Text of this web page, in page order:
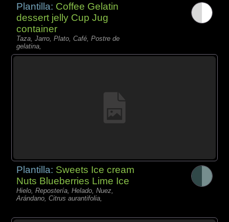
Plantilla: Coffee Gelatin
dessert jelly Cup Jug
container
Taza, Jarro, Plato, Café, Postre de
gelatina,
Plantilla: Sweets Ice cream
Nuts Blueberries Lime Ice
Hielo, Repostería, Helado, Nuez,
Arándano, Citrus aurantifolia,